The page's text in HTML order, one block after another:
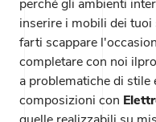
perché gli ambienti
inserire i mobili dei tuoi
farti scappare
completare con noi
a problematiche di stile
composizioni con